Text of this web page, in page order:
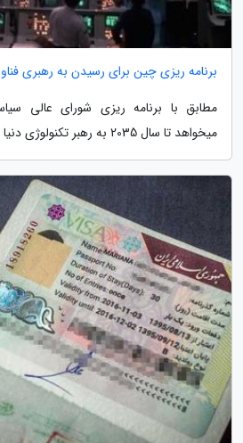
برنامه ریزی چین برای رسیدن به رهبری
مطابق با برنامه ریزی شورای عالی
میخواهد تا سال 2035 به رهبر تکنولوژی دنیا تبدیل گردد.